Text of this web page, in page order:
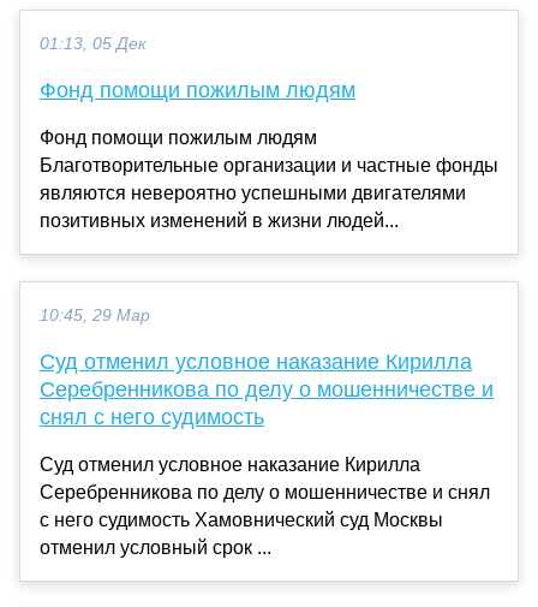
01:13, 05 Дек
Фонд помощи пожилым людям
Фонд помощи пожилым людям
Благотворительные организации и частные фонды
являются невероятно успешными двигателями
позитивных изменений в жизни людей...
10:45, 29 Мар
Суд отменил условное наказание Кирилла
Серебренникова по делу о мошенничестве и
снял с него судимость
Суд отменил условное наказание Кирилла
Серебренникова по делу о мошенничестве и снял
с него судимость Хамовнический суд Москвы
отменил условный срок ...